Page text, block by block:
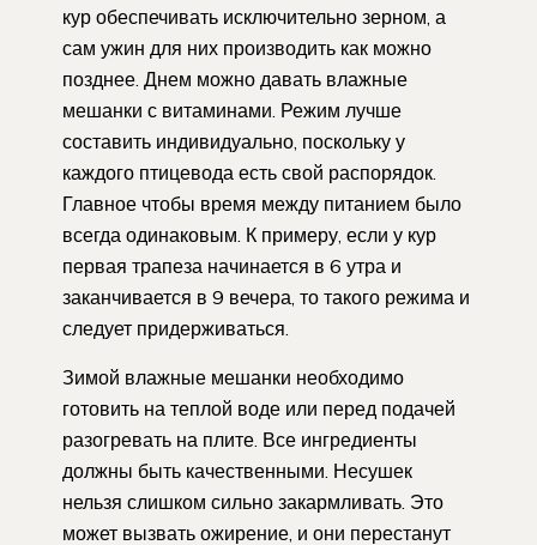
кур обеспечивать исключительно зерном, а
сам ужин для них производить как можно
позднее. Днем можно давать влажные
мешанки с витаминами. Режим лучше
составить индивидуально, поскольку у
каждого птицевода есть свой распорядок.
Главное чтобы время между питанием было
всегда одинаковым. К примеру, если у кур
первая трапеза начинается в 6 утра и
заканчивается в 9 вечера, то такого режима и
следует придерживаться.
Зимой влажные мешанки необходимо
готовить на теплой воде или перед подачей
разогревать на плите. Все ингредиенты
должны быть качественными. Несушек
нельзя слишком сильно закармливать. Это
может вызвать ожирение, и они перестанут